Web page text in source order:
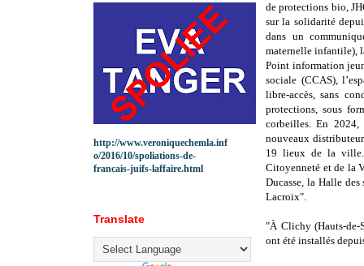
de protections bio,
sur la solidarité
dans un
maternelle infantile),
Point information
sociale (CCAS),
libre-accès, sans
protections, sous
corbeilles. En
nouveaux
19 lieux de la
Citoyenneté et de la
Ducasse, la Halle
Lacroix".
"À Clichy (Hauts-de-
ont été installés
http://www.veroniquechemla.inf
o/2016/10/spoliations-de-
francais-juifs-laffaire.html
Translate